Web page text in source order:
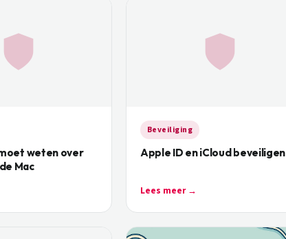
weten over
Mac
Beveiliging
Apple ID en iCloud beveiligen
Lees meer →